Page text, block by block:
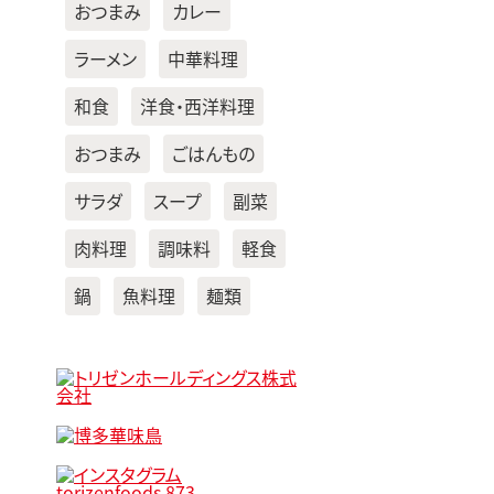
おつまみ
カレー
ラーメン
中華料理
和食
洋食・西洋料理
おつまみ
ごはんもの
サラダ
スープ
副菜
肉料理
調味料
軽食
鍋
魚料理 麺類